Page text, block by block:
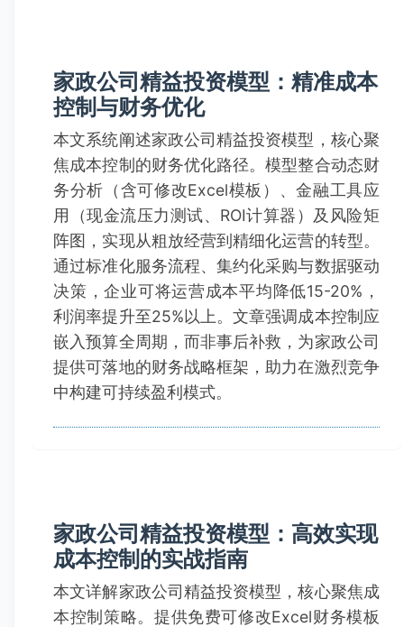
家政公司精益投资模型：精准成本
控制与财务优化
本文系统阐述家政公司精益投资模型，核心聚
焦成本控制的财务优化路径。模型整合动态财
务分析（含可修改Excel模板）、金融工具应
用（现金流压力测试、ROI计算器）及风险矩
阵图，实现从粗放经营到精细化运营的转型。
通过标准化服务流程、集约化采购与数据驱动
决策，企业可将运营成本平均降低15-20%，
利润率提升至25%以上。文章强调成本控制应
嵌入预算全周期，而非事后补救，为家政公司
提供可落地的财务战略框架，助力在激烈竞争
中构建可持续盈利模式。
家政公司精益投资模型：高效实现
成本控制的实战指南
本文详解家政公司精益投资模型，核心聚焦成
本控制策略。提供免费可修改Excel财务模板